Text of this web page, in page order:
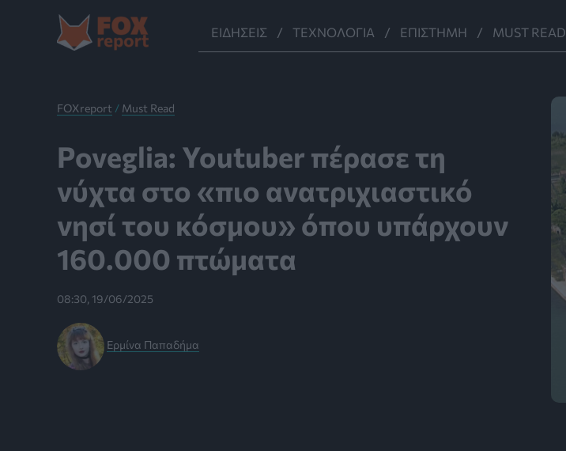
Μετάβαση
περιεχόμενο
ΕΙΔΉΣΕΙΣ ΤΕΧΝΟΛΟΓΊΑ ΕΠΙΣΤΉΜΗ MUST READ
FOXreport / Must Read
Poveglia: Youtuber πέρασε τη
νύχτα στο «πιο ανατριχιαστικό
νησί του κόσμου» όπου υπάρχουν
160.000 πτώματα
08:30, 19/06/2025
Ερμίνα Παπαδήμα